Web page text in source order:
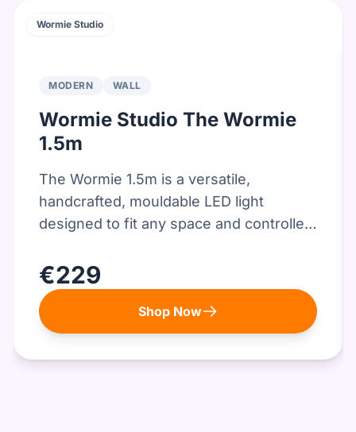
Wormie Studio
MODERN WALL
Wormie Studio The Wormie
1.0m
A versatile, mouldable LED lamp
handcrafted in the Netherlands,
designed to be a unique, conversation-
€189
Shop Now